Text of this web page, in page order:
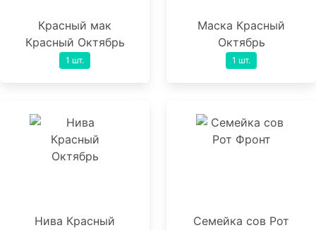
Красный мак
Красный Октябрь
1 шт.
Маска Красный
Октябрь
1 шт.
Нива Красный
Семейка сов Рот